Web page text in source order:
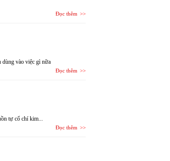
Đọc thêm
dùng vào việc gì nữa
Đọc thêm
tự cổ chí kim...
Đọc thêm